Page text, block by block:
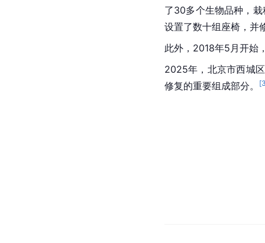
了30多个生物品种，
设置了数十组座椅，并
此外，2018年5月开始
2025年，北京市西城
修复的重要组成部分。
[